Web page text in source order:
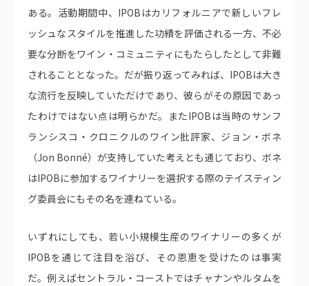
ある。活動期間中、IPOBはカリフォルニアで新しいフレ
ッシュなスタイルを推進した功績を評価される一方、不必
要な分断をワイン・コミュニティにもたらしたとして非難
されることとなった。だが振り返ってみれば、IPOBは大き
な流行を反映していただけであり、彼らがその原因であっ
たわけではない点は明らかだ。またIPOBは当時のサンフ
ランシスコ・クロニクルのワイン批評家、ジョン・ボネ
（Jon Bonné）が支持していた考えとも通じており、ボネ
はIPOBに参加するワイナリーを選択する際のテイスティン
グ委員会にもその名を連ねている。
いずれにしても、若い小規模生産のワイナリーの多くが
IPOBを通じて注目を浴び、その恩恵を受けたのは事実
だ。例えばセントラル・コーストではチャナンやルタムを